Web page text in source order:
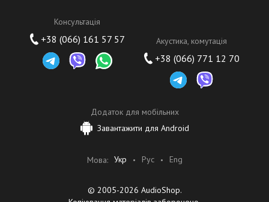
Консультація
+38 (066) 161 57 57 Акустика, комутація
+38 (066) 771 12 70
Додаток для мобільних
Завантажити для Android
Мова: Укр Рус Eng
© 2005-2026 AudioShop.